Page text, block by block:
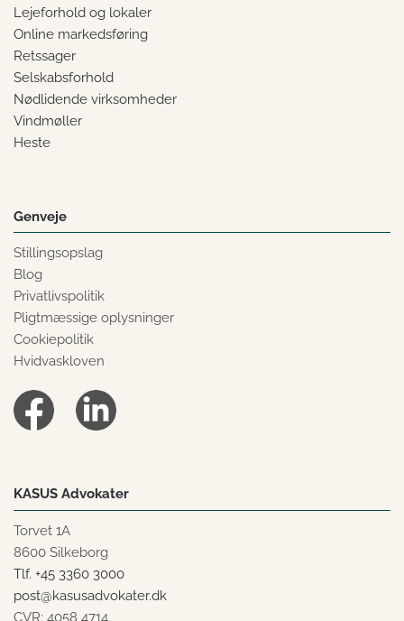
Lejeforhold og lokaler
Online markedsføring
Retssager
Selskabsforhold
Nødlidende virksomheder
Vindmøller
Heste
Genveje
Stillingsopslag
Blog
Privatlivspolitik
Pligtmæssige oplysninger
Cookiepolitik
Hvidvaskloven
KASUS Advokater
Torvet 1A
8600 Silkeborg
Tlf. +45 3360 3000
post@kasusadvokater.dk
CVR: 4058 4714